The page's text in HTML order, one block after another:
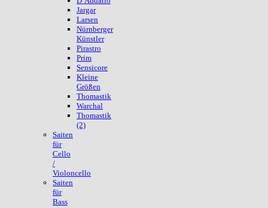
Jargar
Larsen
Nürnberger
Künstler
Pirastro
Prim
Sensicore
Kleine
Größen
Thomastik
Warchal
Thomastik
(2)
Saiten
für
Cello
/
Violoncello
Saiten
für
Bass